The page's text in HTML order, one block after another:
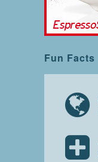
Fun Facts